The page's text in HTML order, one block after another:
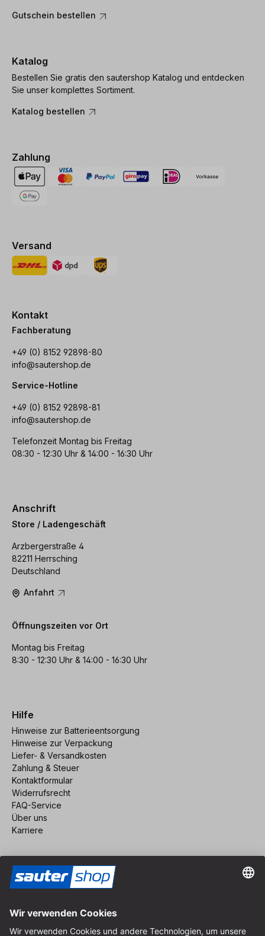
Gutschein bestellen
Katalog
Bestellen Sie gratis den sautershop Katalog und entdecken
Sie unser komplettes Sortiment.
Katalog bestellen
Zahlung
Versand
Kontakt
Fachberatung
+49 (0) 8152 92898-80
info@sautershop.de
Service-Hotline
+49 (0) 8152 92898-81
info@sautershop.de
Telefonzeit Montag bis Freitag
08:30 - 12:30 Uhr & 14:00 - 16:30 Uhr
Anschrift
Store / Ladengeschäft
Arzbergerstraße 4
82211 Herrsching
Deutschland
Anfahrt
Öffnungszeiten vor Ort
Montag bis Freitag
8:30 - 12:30 Uhr & 14:00 - 16:30 Uhr
Hilfe
Hinweise zur Batterieentsorgung
Hinweise zur Verpackung
Liefer- & Versandkosten
Zahlung & Steuer
Kontaktformular
Widerrufsrecht
FAQ-Service
Über uns
Karriere